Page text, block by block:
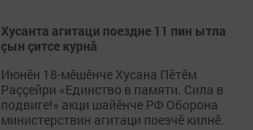
Хусанта агитаци поездне 11 пин ытла
çын çитсе курнă
Июнӗн 18-мӗшӗнче Хусана Пӗтӗм
Раççейри «Единство в памяти. Сила в
подвиге!» акци шайӗнче РФ Оборона
министерствин агитаци поезчӗ килнӗ.